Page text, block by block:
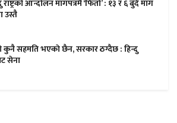
राष्ट्रको आन्दोलन मागपत्रमै ‘फिर्ता’ : १३ र ६ बुँदे माग
उस्तै
कुनै सहमति भएकाे छैन, सरकार ठग्दैछ : हिन्दु
सेना